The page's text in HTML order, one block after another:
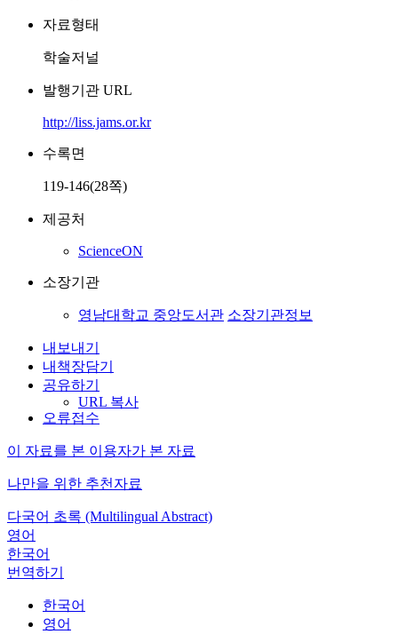
자료형태
학술저널
발행기관 URL
http://liss.jams.or.kr
수록면
119-146(28쪽)
제공처
ScienceON
소장기관
영남대학교 중앙도서관 소장기관정보
내보내기
내책장담기
공유하기
URL 복사
오류접수
이 자료를 본 이용자가 본 자료
나만을 위한 추천자료
다국어 초록 (Multilingual Abstract)
영어
한국어
번역하기
한국어
영어